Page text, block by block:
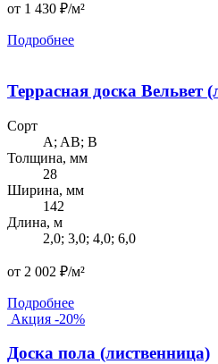
от 1 430 ₽/м²
Подробнее
Террасная доска Вельвет
Сорт
A; AB; B
Толщина, мм
28
Ширина, мм
142
Длина, м
2,0; 3,0; 4,0; 6,0
от 2 002 ₽/м²
Подробнее
Акция -20%
Доска пола (лиственница)